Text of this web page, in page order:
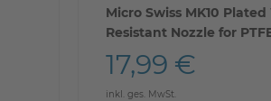
Micro Swiss MK10 Plated
Resistant Nozzle for
hotend M7 Threads
17,99 €
inkl. ges. MwSt.